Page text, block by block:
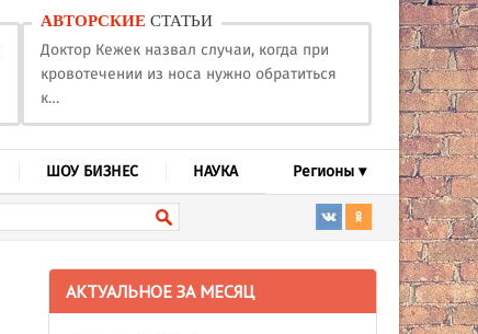
АВТОРСКИЕ СТАТЬИ
Доктор Кежек назвал случаи, когда при
кровотечении из носа нужно обратиться
к…
ШОУ БИЗНЕС НАУКА Регионы ▾
АКТУАЛЬНОЕ ЗА МЕСЯЦ